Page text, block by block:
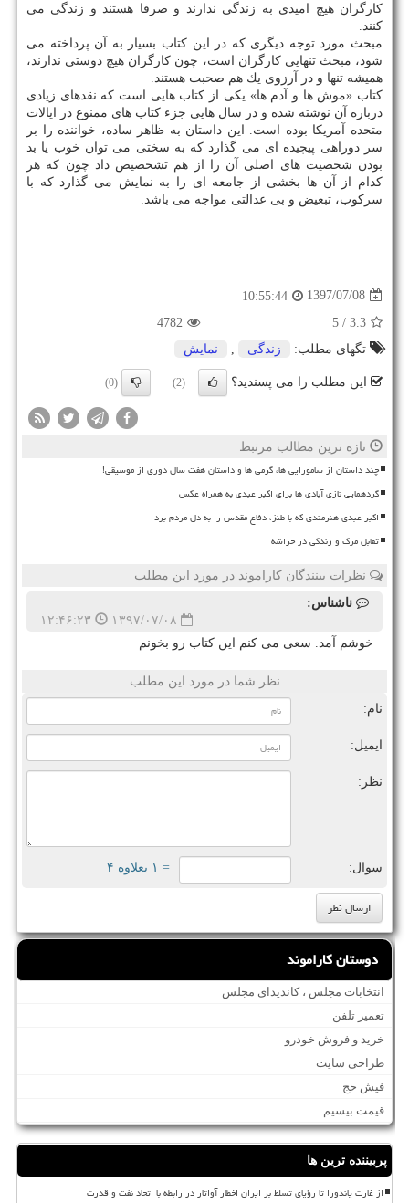
كارگران هیچ امیدی به زندگی ندارند و صرفا هستند و زندگی می
كنند.
مبحث مورد توجه دیگری كه در این كتاب بسیار به آن پرداخته می
شود، مبحث تنهایی كارگران است، چون كارگران هیچ دوستی ندارند،
همیشه تنها و در آرزوی یك هم صحبت هستند.
كتاب «موش ها و آدم ها» یكی از كتاب هایی است كه نقدهای زیادی
درباره آن نوشته شده و در سال هایی جزء كتاب های ممنوع در ایالات
متحده آمریكا بوده است. این داستان به ظاهر ساده، خواننده را بر
سر دوراهی پیچیده ای می گذارد كه به سختی می توان خوب یا بد
بودن شخصیت های اصلی آن را از هم تشخصیص داد چون كه هر
كدام از آن ها بخشی از جامعه ای را به نمایش می گذارد كه با
سركوب، تبعیض و بی عدالتی مواجه می باشد.
1397/07/08
10:55:44
3.3
/ 5
4782
تگهای مطلب:
زندگی نمایش
این مطلب را می پسندید؟ (2)
(0)
تازه ترین مطالب مرتبط
چند داستان از سامورایی ها، گرمی ها و داستان هفت سال دوری از موسیقی!
گردهمایی نازی آبادی ها برای اکبر عبدی به همراه عکس
اکبر عبدی هنرمندی که با طنز، دفاع مقدس را به دل مردم برد
تقابل مرگ و زندگی در خراشه
نظرات بینندگان کاراموند در مورد این مطلب
ناشناس:
خوشم آمد. سعی می کنم این کتاب رو بخونم
نظر شما در مورد این مطلب
نام:
ایمیل:
نظر:
سوال: = ۱ بعلاوه ۴
دوستان کاراموند
انتخابات مجلس ، کاندیدای مجلس
تعمیر تلفن
خرید و فروش خودرو
طراحی سایت
فیش حج
قیمت بیسیم
پربیننده ترین ها
از غارت پاندورا تا رؤیای تسلط بر ایران اخطار آواتار در رابطه با اتحاد نفت و قدرت